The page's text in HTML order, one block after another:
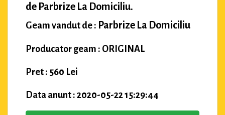
de Parbrize La Domiciliu.
Geam vandut de : Parbrize La Domiciliu
Producator geam : ORIGINAL
Pret : 560 Lei
Data anunt : 2020-05-22 15:29:44